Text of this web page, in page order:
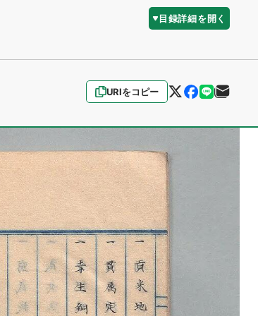
目録詳細を開く
URIをコピー